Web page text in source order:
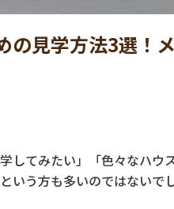
の見学方法3選！
してみたい」「色々なハウ
いう方も多いのではないで